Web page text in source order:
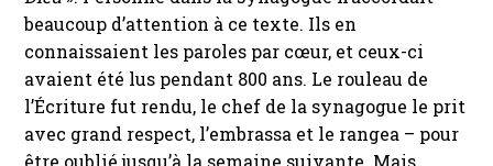
beaucoup d’attention à ce texte. Ils en
connaissaient les paroles par cœur, et ceux-ci
avaient été lus pendant 800 ans. Le rouleau de
l’Écriture fut rendu, le chef de la synagogue le prit
avec grand respect, l’embrassa et le rangea – pour
être oublié jusqu’à la semaine suivante. Mais